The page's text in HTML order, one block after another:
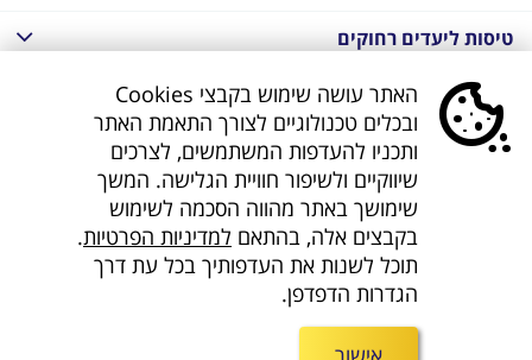
טיסות ליעדים רחוקים
חבילות נופש בחו"ל
חבילות נופש בחו"ל
חבילות טוס וסע
דילים לחו"ל
קישורים נוספים
האתר עושה שימוש בקבצי Cookies
ובכלים טכנולוגיים לצורך התאמת האתר
ותכניו להעדפות המשתמשים, לצרכים
שיווקיים ולשיפור חוויית הגלישה. המשך
שימושך באתר מהווה הסכמה לשימוש
בקבצים אלה, בהתאם למדיניות הפרטיות.
תוכל לשנות את העדפותיך בכל עת דרך
הגדרות הדפדפן.